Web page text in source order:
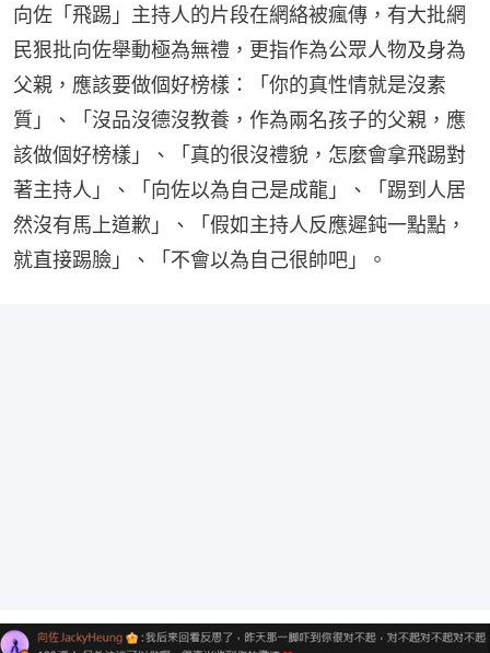
向佐「飛踢」主持人的片段在網絡被瘋傳，有大批網
民狠批向佐舉動極為無禮，更指作為公眾人物及身為
父親，應該要做個好榜樣：「你的真性情就是沒素
質」、「沒品沒德沒教養，作為兩名孩子的父親，應
該做個好榜樣」、「真的很沒禮貌，怎麼會拿飛踢對
著主持人」、「向佐以為自己是成龍」、「踢到人居
然沒有馬上道歉」、「假如主持人反應遲鈍一點點，
就直接踢臉」、「不會以為自己很帥吧」。